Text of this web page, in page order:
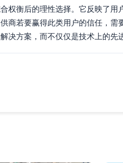
权衡后的理性选择。它反映了用
商若要赢得此类用户的信任，需
决方案，而不仅仅是技术上的先